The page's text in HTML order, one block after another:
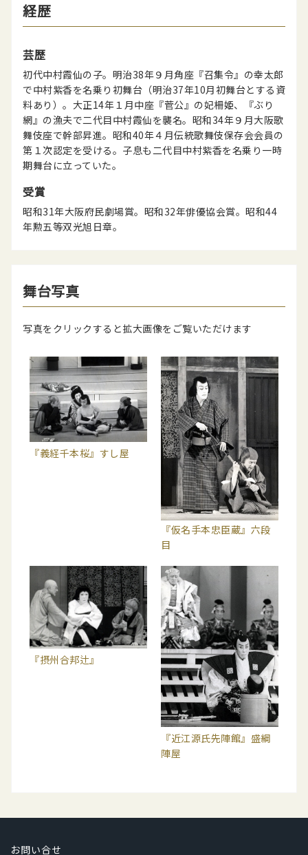
経歴
芸歴
初代中村霞仙の子。明治38年９月角座『召集令』の幸太郎
で中村紫香を名乗り初舞台（明治37年10月初舞台とする資
料あり）。大正14年１月中座『菅公』の妃柵姫、『ぶり
網』の漁夫で二代目中村霞仙を襲名。昭和34年９月大阪歌
舞伎座で幹部昇進。昭和40年４月伝統歌舞伎保存会会員の
第１次認定を受ける。子息も二代目中村紫香を名乗り一時
期舞台に立っていた。
受賞
昭和31年大阪府民劇場賞。昭和32年俳優協会賞。昭和44
年勲五等双光旭日章。
舞台写真
写真をクリックすると拡大画像をご覧いただけます
『義経千本桜』すし屋
『仮名手本忠臣蔵』六段
目
『摂州合邦辻』
『近江源氏先陣館』盛綱
陣屋
お問い合せ